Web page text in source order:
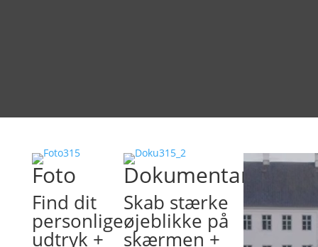
Foto
Find dit
personlige
udtryk +
Dokumentarfilm
Skab stærke
øjeblikke på
skærmen +